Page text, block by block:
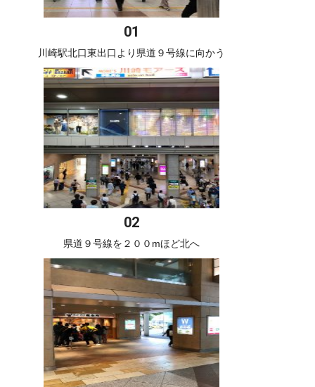
川崎駅北口東出口より県道９号線に向かう
県道９号線を２００mほど北へ